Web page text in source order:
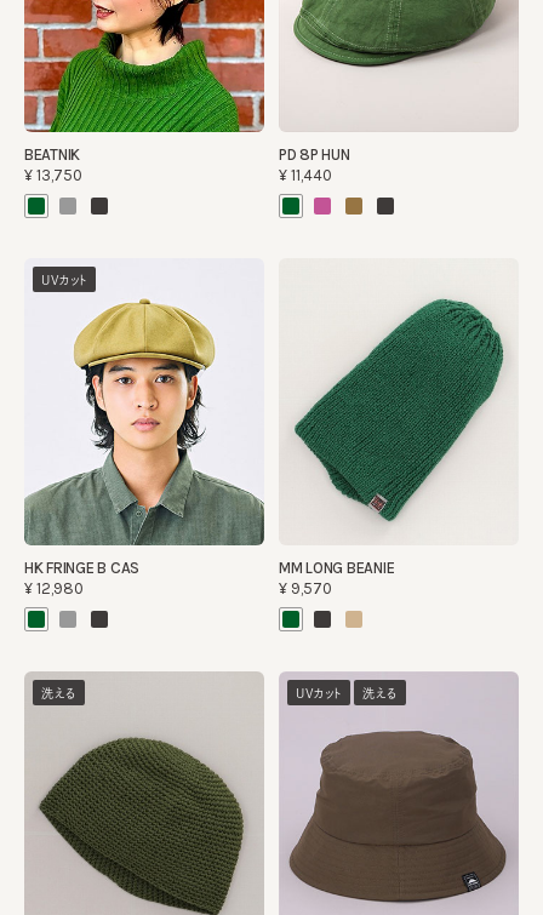
BEATNIK
¥13,750
PD 8P HUN
¥11,440
UVカット
HK FRINGE B CAS
¥12,980
MM LONG BEANIE
¥9,570
洗える UVカット 洗える